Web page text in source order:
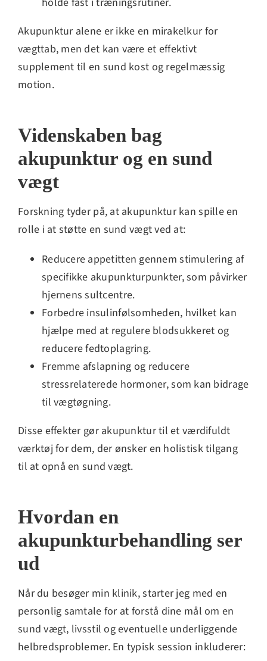
Akupunktur alene er ikke en mirakelkur for
vægttab, men det kan være et effektivt
supplement til en sund kost og regelmæssig
motion.
Videnskaben bag
akupunktur og en sund
vægt
Forskning tyder på, at akupunktur kan spille en
rolle i at støtte en sund vægt ved at:
Reducere appetitten gennem stimulering af
specifikke akupunkturpunkter, som påvirker
hjernens sultcentre.
Forbedre insulinfølsomheden, hvilket kan
hjælpe med at regulere blodsukkeret og
reducere fedtoplagring.
Fremme afslapning og reducere
stressrelaterede hormoner, som kan bidrage
til vægtøgning.
Disse effekter gør akupunktur til et værdifuldt
værktøj for dem, der ønsker en holistisk tilgang
til at opnå en sund vægt.
Hvordan en
akupunkturbehandling ser
ud
Når du besøger min klinik, starter jeg med en
personlig samtale for at forstå dine mål om en
sund vægt, livsstil og eventuelle underliggende
helbredsproblemer. En typisk session inkluderer: